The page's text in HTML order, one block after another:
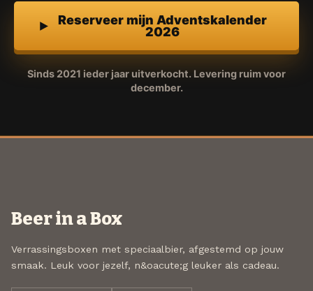
Reserveer mijn Adventskalender
2026
Sinds 2021 ieder jaar uitverkocht. Levering ruim voor
december.
Beer in a Box
Verrassingsboxen met speciaalbier, afgestemd op jouw
smaak. Leuk voor jezelf, n&oacute;g leuker als cadeau.